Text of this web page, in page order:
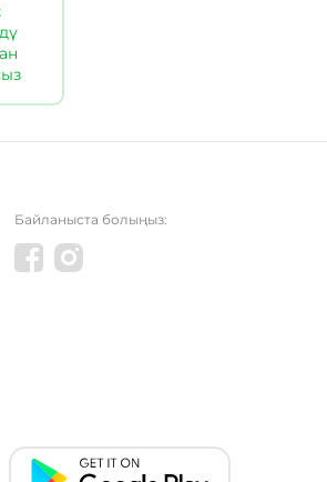
Байланыста болыңыз: